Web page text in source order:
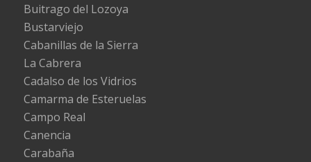
Buitrago del Lozoya
Bustarviejo
Cabanillas de la Sierra
La Cabrera
Cadalso de los Vidrios
Camarma de Esteruelas
Campo Real
Canencia
Carabaña